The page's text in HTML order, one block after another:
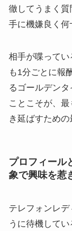
徹してうまく
手に機嫌良く何
相手が喋って
も1分ごとに報
るゴールデン
ことこそが、最
き延ばすための
プロフィール
象で興味を惹
テレフォンレ
うに待機して